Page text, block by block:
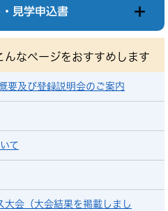
見学申込書
んなページをおすすめします
要及び登録説明会のご案内
て
大会（大会結果を掲載しまし